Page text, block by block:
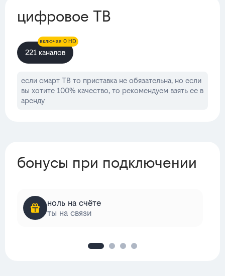
цифровое ТВ
221 каналов
включая 0 HD
если смарт ТВ то приставка не обязательна, но если
вы хотите 100% качество, то рекомендуем взять ее в
аренду
бонусы при подключении
ноль на счёте
ты на связи